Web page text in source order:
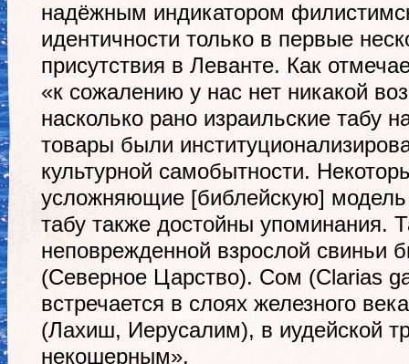
надёжным индикатором
идентичности только в первые
присутствия в Леванте. Как
«к сожалению у нас нет никакой
насколько рано израильские табу
товары были
культурной самобытности.
усложняющие [библейскую]
табу также достойны упоминания.
неповрежденной взрослой свиньи
(Северное Царство). Сом (Clarias
встречается в слоях железного
(Лахиш, Иерусалим), в иудейской
некошерным».